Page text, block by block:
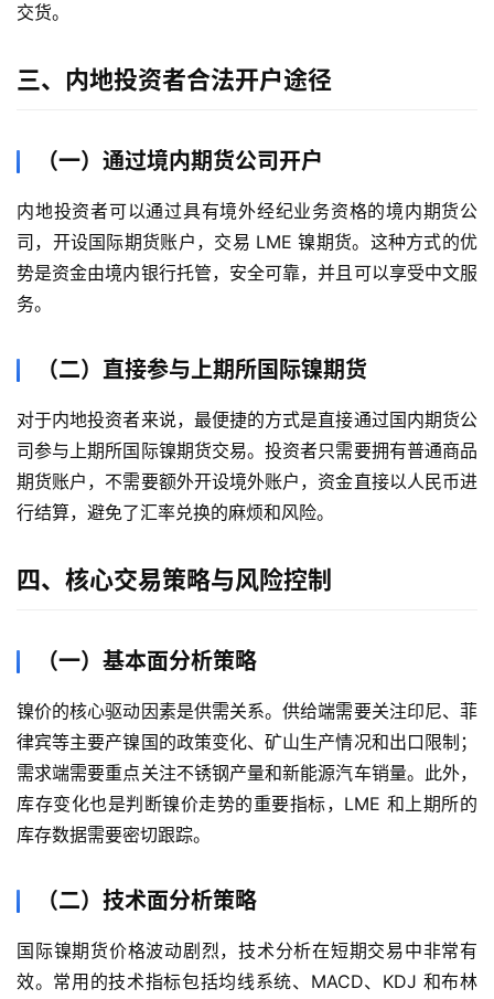
盘
指
期
货
货
期
货
开
纳
指
期
货
期
货
交货。
三、内地投资者合法开户途径
（一）通过境内期货公司开户
内地投资者可以通过具有境外经纪业务资格的境内期货公
司，开设国际期货账户，交易 LME 镍期货。这种方式的优
势是资金由境内银行托管，安全可靠，并且可以享受中文服
务。
（二）直接参与上期所国际镍期货
对于内地投资者来说，最便捷的方式是直接通过国内期货公
司参与上期所国际镍期货交易。投资者只需要拥有普通商品
期货账户，不需要额外开设境外账户，资金直接以人民币进
行结算，避免了汇率兑换的麻烦和风险。
四、核心交易策略与风险控制
（一）基本面分析策略
镍价的核心驱动因素是供需关系。供给端需要关注印尼、菲
律宾等主要产镍国的政策变化、矿山生产情况和出口限制；
需求端需要重点关注不锈钢产量和新能源汽车销量。此外，
库存变化也是判断镍价走势的重要指标，LME 和上期所的
库存数据需要密切跟踪。
（二）技术面分析策略
国际镍期货价格波动剧烈，技术分析在短期交易中非常有
效。常用的技术指标包括均线系统、MACD、KDJ 和布林